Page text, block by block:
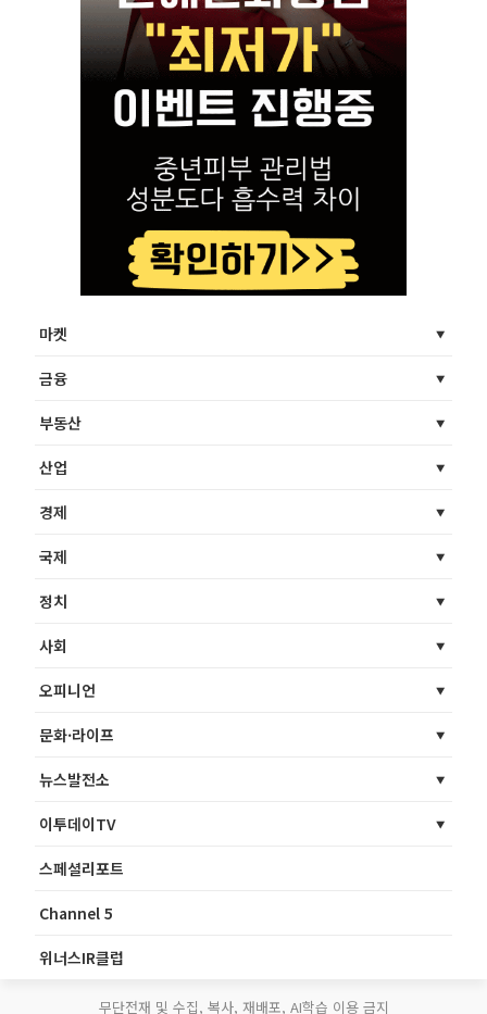
마켓
금융
부동산
산업
경제
국제
정치
사회
오피니언
문화·라이프
뉴스발전소
이투데이TV
스페셜리포트
Channel 5
위너스IR클럽
무단전재 및 수집, 복사, 재배포, AI학습 이용 금지